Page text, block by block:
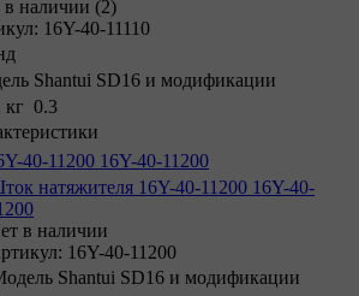
в наличии (2)
16Y-40-11110
Shantui SD16 и модификации
кг 0.3
40-11200 16Y-40-11200
натяжителя 16Y-40-11200 16Y-40-
в наличии
16Y-40-11200
Shantui SD16 и модификации